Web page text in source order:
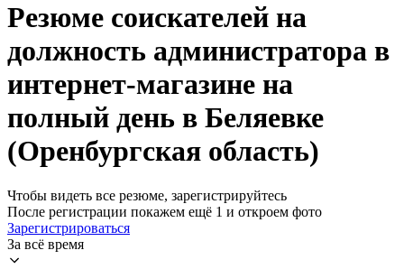
Резюме соискателей на
должность администратора в
интернет-магазине на
полный день в Беляевке
(Оренбургская область)
Чтобы видеть все резюме, зарегистрируйтесь
После регистрации покажем ещё 1 и откроем фото
Зарегистрироваться
За всё время